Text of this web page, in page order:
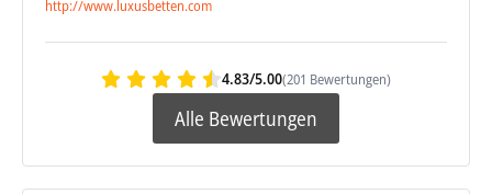
http://www.luxusbetten.com
4.83/5.00(201 Bewertungen)
Alle Bewertungen